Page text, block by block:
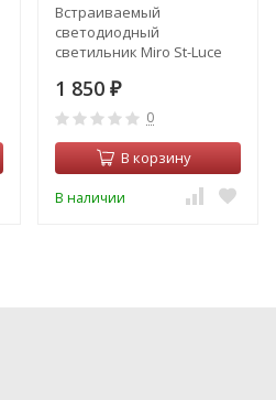
Встраиваемый
светодиодный
светильник Miro St-Luce
1 850 ₽
0
В корзину
В наличии